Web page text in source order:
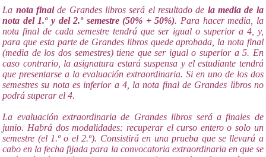
La nota finalde Grandes libros será el resultado de la media de la
nota del 1.º y del 2.º semestre (50% + 50%). Para hacer media, la
nota final de cada semestre tendrá que ser igual o superior a 4, y,
para que esta parte de Grandes libros quede aprobada, la nota final
(media de los dos semestres) tiene que ser igual o superior a 5. En
caso contrario, la asignatura estará suspensa y el estudiante tendrá
que presentarse a la evaluación extraordinaria. Si en uno de los dos
semestres su nota es inferior a 4, la nota final de Grandes libros no
podrá superar el 4.
La evaluación extraordinaria de Grandes libros será a finales de
junio. Habrá dos modalidades: recuperar el curso entero o solo un
semestre (el 1.º o el 2.º). Consistirá en una prueba que se llevará a
cabo en la fecha fijada para la convocatoria extraordinaria en que se